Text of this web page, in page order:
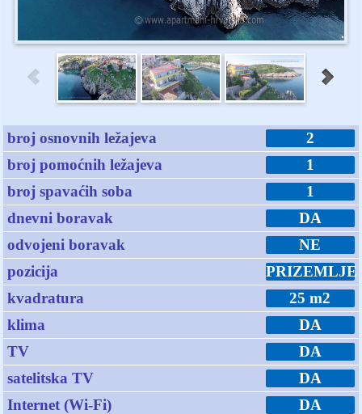
broj osnovnih ležajeva
2
broj pomoćnih ležajeva
1
broj spavaćih soba
1
dnevni boravak
DA
odvojeni boravak
NE
pozicija
PRIZEMLJE
kvadratura
25 m2
klima
DA
TV
DA
satelitska TV
DA
Internet (Wi-Fi)
DA